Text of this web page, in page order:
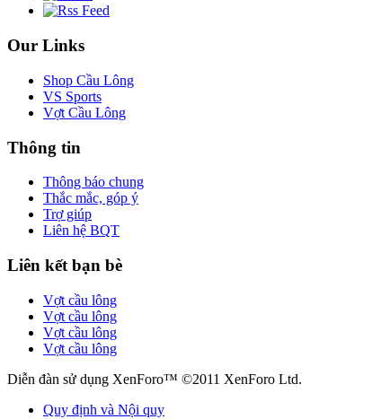
Our Links
Shop Cầu Lông
VS Sports
Vợt Cầu Lông
Thông tin
Thông báo chung
Thắc mắc, góp ý
Trợ giúp
Liên hệ BQT
Liên kết bạn bè
Vợt cầu lông
Vợt cầu lông
Vợt cầu lông
Vợt cầu lông
Diễn đàn sử dụng XenForo™ ©2011 XenForo Ltd.
Quy định và Nội quy